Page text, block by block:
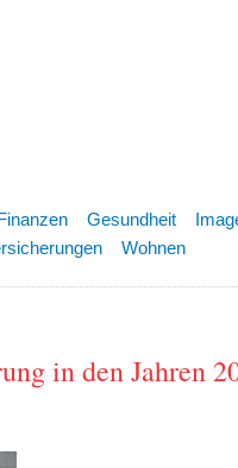
Gesundheit
Wohnen
in den Jahren